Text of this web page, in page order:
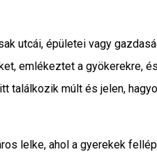
utcái, épületei vagy
emlékeztet a gyökerekre,
múlt és jelen,
lelke, ahol a gyerekek